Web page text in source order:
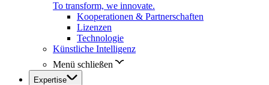
To transform, we innovate.
Kooperationen & Partnerschaften
Lizenzen
Technologie
Künstliche Intelligenz
Menü schließen
Expertise